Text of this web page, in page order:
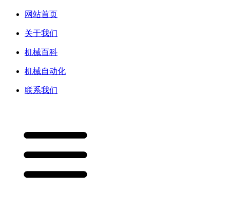
网站首页
关于我们
机械百科
机械自动化
联系我们